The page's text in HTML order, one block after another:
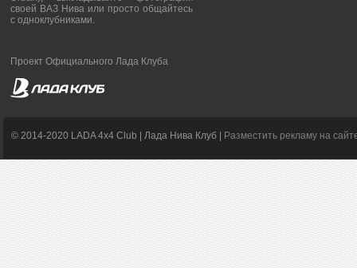
своей ВАЗ Нива или просто общайтесь
с одноклубниками.
Проект Официального Лада Клуба
© 2014-2020 LADA 4x4 Club | Лада Нива Клуб | Разместить рекламу на